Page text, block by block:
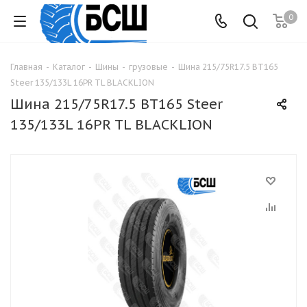
0
Главная - Каталог - Шины - грузовые - Шина 215/75R17.5 BТ165
Steer 135/133L 16PR TL BLACKLION
Шина 215/75R17.5 BТ165 Steer
135/133L 16PR TL BLACKLION